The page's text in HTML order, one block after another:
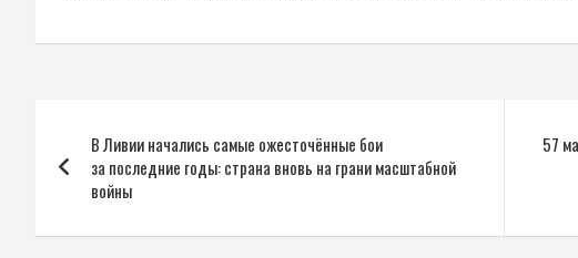
по
записям
В Ливии начались самые ожесточённые бои
за последние годы: страна вновь на грани масштабной
войны
57